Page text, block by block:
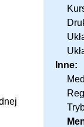
Inne: